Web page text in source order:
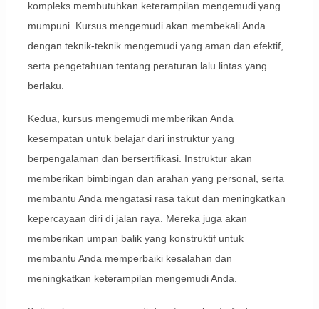
kompleks membutuhkan keterampilan mengemudi yang
mumpuni. Kursus mengemudi akan membekali Anda
dengan teknik-teknik mengemudi yang aman dan efektif,
serta pengetahuan tentang peraturan lalu lintas yang
berlaku.
Kedua, kursus mengemudi memberikan Anda
kesempatan untuk belajar dari instruktur yang
berpengalaman dan bersertifikasi. Instruktur akan
memberikan bimbingan dan arahan yang personal, serta
membantu Anda mengatasi rasa takut dan meningkatkan
kepercayaan diri di jalan raya. Mereka juga akan
memberikan umpan balik yang konstruktif untuk
membantu Anda memperbaiki kesalahan dan
meningkatkan keterampilan mengemudi Anda.